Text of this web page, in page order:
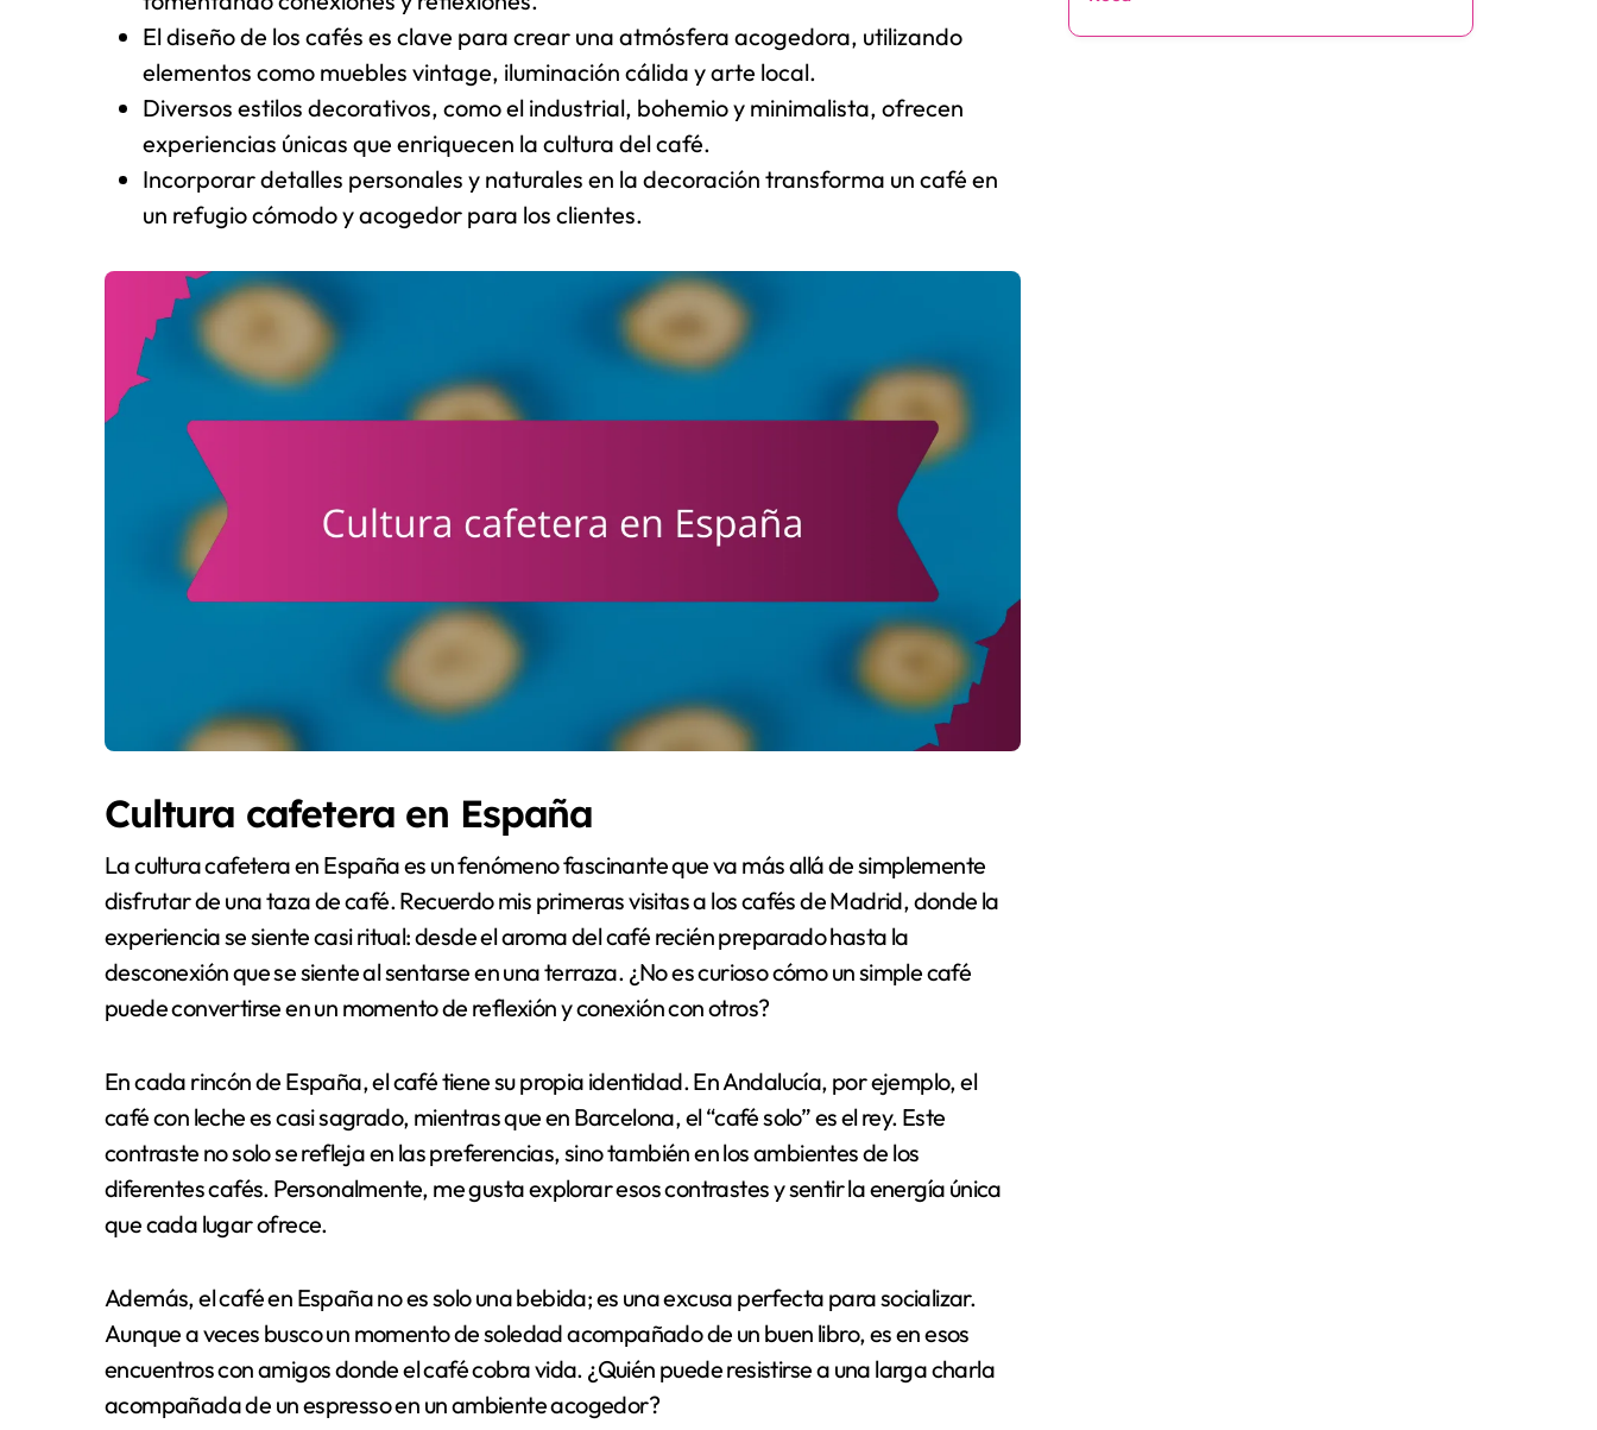
El diseño de los cafés es clave para crear una atmósfera acogedora, utilizando
elementos como muebles vintage, iluminación cálida y arte local.
Diversos estilos decorativos, como el industrial, bohemio y minimalista, ofrecen
experiencias únicas que enriquecen la cultura del café.
Incorporar detalles personales y naturales en la decoración transforma un café en
un refugio cómodo y acogedor para los clientes.
Cultura cafetera en España
La cultura cafetera en España es un fenómeno fascinante que va más allá de simplemente
disfrutar de una taza de café. Recuerdo mis primeras visitas a los cafés de Madrid, donde la
experiencia se siente casi ritual: desde el aroma del café recién preparado hasta la
desconexión que se siente al sentarse en una terraza. ¿No es curioso cómo un simple café
puede convertirse en un momento de reflexión y conexión con otros?
En cada rincón de España, el café tiene su propia identidad. En Andalucía, por ejemplo, el
café con leche es casi sagrado, mientras que en Barcelona, el “café solo” es el rey. Este
contraste no solo se refleja en las preferencias, sino también en los ambientes de los
diferentes cafés. Personalmente, me gusta explorar esos contrastes y sentir la energía única
que cada lugar ofrece.
Además, el café en España no es solo una bebida; es una excusa perfecta para socializar.
Aunque a veces busco un momento de soledad acompañado de un buen libro, es en esos
encuentros con amigos donde el café cobra vida. ¿Quién puede resistirse a una larga charla
acompañada de un espresso en un ambiente acogedor?